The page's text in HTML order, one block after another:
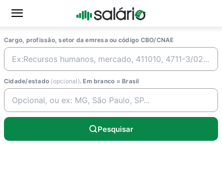
Cargo, profissão, setor da emresa ou código CBO/CNAE
Cidade/estado (opcional). Em branco = Brasil
Pesquisar